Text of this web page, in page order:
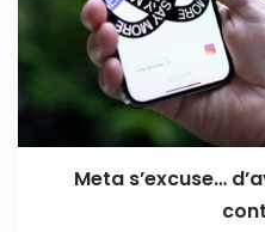
Meta s’excuse…